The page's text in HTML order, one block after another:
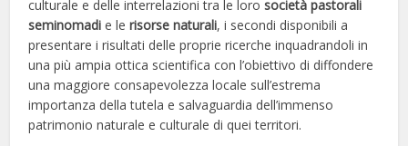
culturale e delle interrelazioni tra le lorosocietà pastorali
seminomadi e lerisorse naturali, i secondi disponibili a
presentare i risultati delle proprie ricerche inquadrandoli in
una più ampia ottica scientifica con l’obiettivo di diffondere
una maggiore consapevolezza locale sull’estrema
importanza della tutela e salvaguardia dell’immenso
patrimonio naturale e culturale di quei territori.